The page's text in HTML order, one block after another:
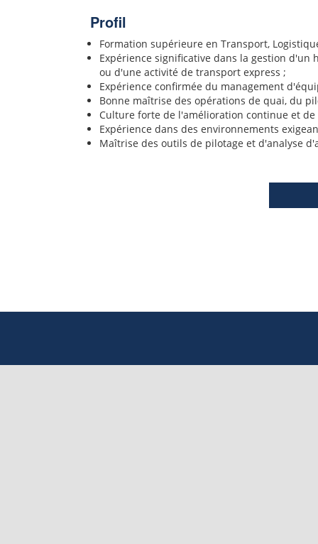
Profil
Formation supérieure en Transport,
Expérience significative dans la gestion
ou d'une activité de transport express ;
Expérience confirmée du management
Bonne maîtrise des opérations de quai, du
Culture forte de l'amélioration continue et
Expérience dans des environnements
Maîtrise des outils de pilotage et d'analyse